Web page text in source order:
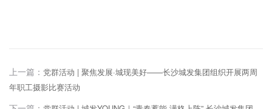
上一篇： 党群活动 | 聚焦发展·城现美好——长沙城发集团组织开展两周
年职工摄影比赛活动